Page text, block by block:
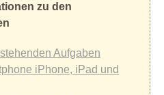
zu den
Aufgaben
iPhone, iPad und